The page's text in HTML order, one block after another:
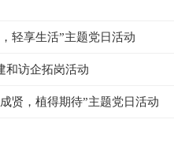
轻享生活”主题党日活动
和访企拓岗活动
贤，植得期待”主题党日活动